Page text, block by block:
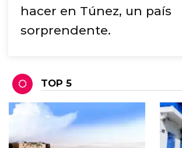
hacer en Túnez, un país
sorprendente.
TOP 5